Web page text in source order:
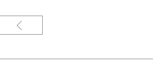
PROSPEXコンセプトコーナー専用モデル
日差＋25秒～－15秒